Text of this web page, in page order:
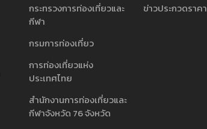
กระทรวงการท่องเที่ยวและ
กีฬา
กรมการท่องเที่ยว
การท่องเที่ยวแห่ง
ประเทศไทย
สำนักงานการท่องเที่ยวและ
กีฬาจังหวัด 76 จังหวัด
ข่าวประกวดราคา